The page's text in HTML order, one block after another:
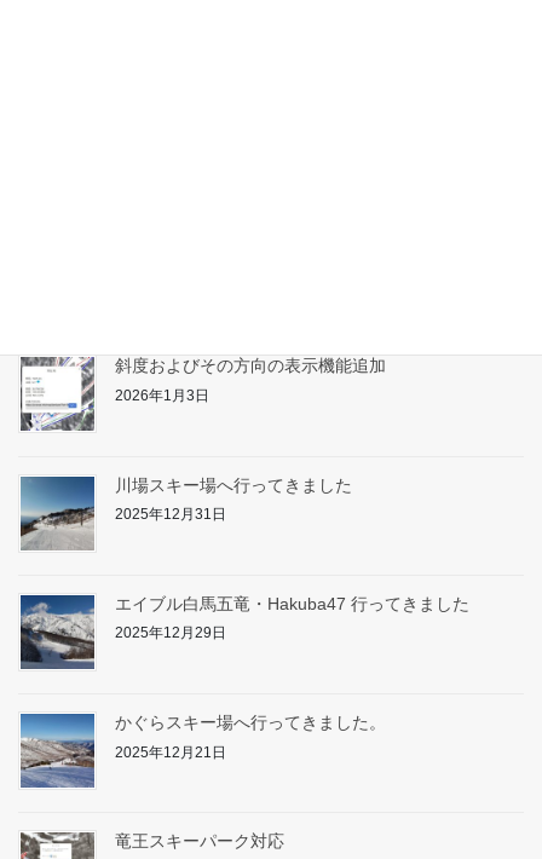
斜度およびその方向の表示機能追加
2026年1月3日
川場スキー場へ行ってきました
2025年12月31日
エイブル白馬五竜・Hakuba47 行ってきました
2025年12月29日
かぐらスキー場へ行ってきました。
2025年12月21日
竜王スキーパーク対応